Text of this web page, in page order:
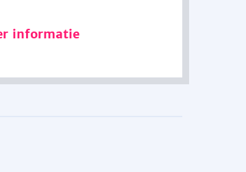
informatie